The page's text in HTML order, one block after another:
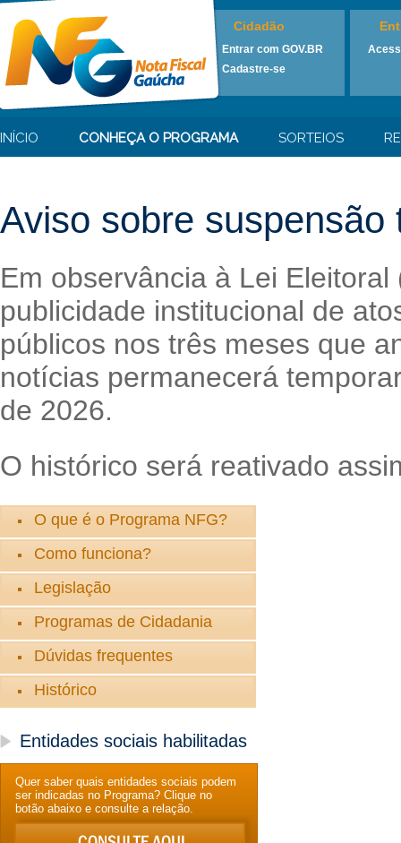
Cidadão
Entrar com GOV.BR
Cadastre-se
INÍCIO CONHEÇA O PROGRAMA SORTEIOS
Aviso sobre
Em observância à Lei
publicidade institucional de
públicos nos três meses que
notícias permanecerá
de 2026.
O histórico será reativado
O que é o Programa NFG?
Como funciona?
Legislação
Programas de Cidadania
Dúvidas frequentes
Histórico
Entidades sociais habilitadas
Quer saber quais entidades sociais podem
ser indicadas no Programa? Clique no
botão abaixo e consulte a relação.